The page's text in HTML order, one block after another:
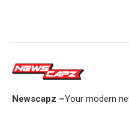
Newscapz –Your modern